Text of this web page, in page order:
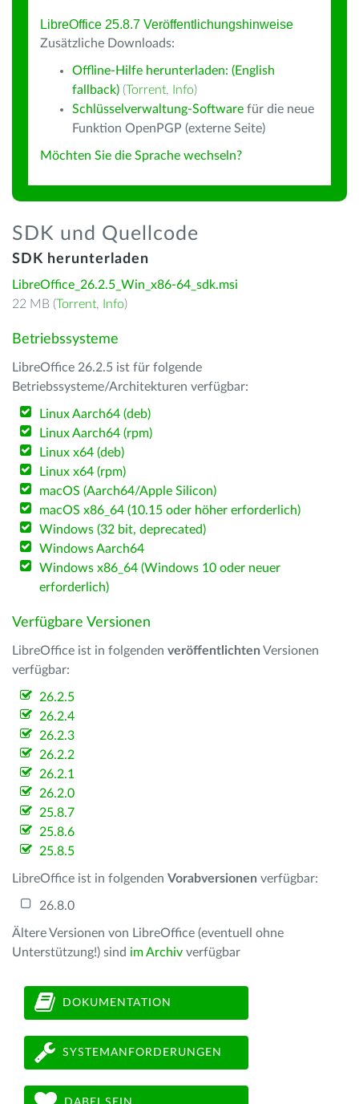
LibreOffice 25.8.7 Veröffentlichungshinweise
Zusätzliche Downloads:
Offline-Hilfe herunterladen: (English
fallback) (Torrent, Info)
Schlüsselverwaltung-Software für die neue
Funktion OpenPGP (externe Seite)
Möchten Sie die Sprache wechseln?
SDK und Quellcode
SDK herunterladen
LibreOffice_26.2.5_Win_x86-64_sdk.msi
22 MB (Torrent, Info)
Betriebssysteme
LibreOffice 26.2.5 ist für folgende
Betriebssysteme/Architekturen verfügbar:
Linux Aarch64 (deb)
Linux Aarch64 (rpm)
Linux x64 (deb)
Linux x64 (rpm)
macOS (Aarch64/Apple Silicon)
macOS x86_64 (10.15 oder höher erforderlich)
Windows (32 bit, deprecated)
Windows Aarch64
Windows x86_64 (Windows 10 oder neuer
erforderlich)
Verfügbare Versionen
LibreOffice ist in folgenden veröffentlichten Versionen
verfügbar:
26.2.5
26.2.4
26.2.3
26.2.2
26.2.1
26.2.0
25.8.7
25.8.6
25.8.5
LibreOffice ist in folgenden Vorabversionen verfügbar:
26.8.0
Ältere Versionen von LibreOffice (eventuell ohne
Unterstützung!) sind im Archiv verfügbar
DOKUMENTATION
SYSTEMANFORDERUNGEN